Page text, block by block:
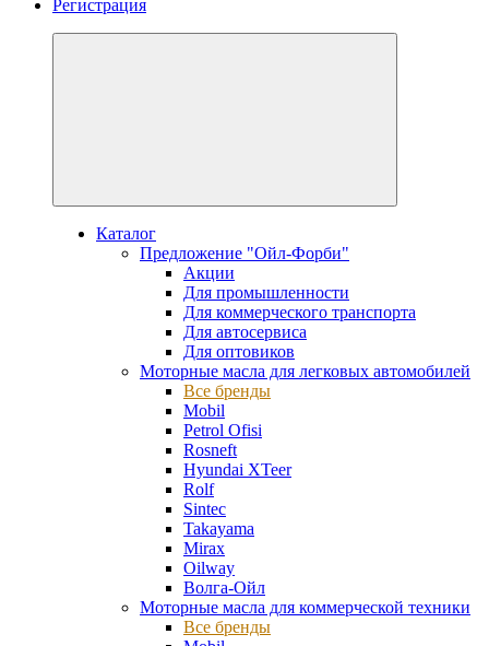
Регистрация
Каталог
Предложение "Ойл-Форби"
Акции
Для промышленности
Для коммерческого транспорта
Для автосервиса
Для оптовиков
Моторные масла для легковых автомобилей
Все бренды
Mobil
Petrol Ofisi
Rosneft
Hyundai XTeer
Rolf
Sintec
Takayama
Mirax
Oilway
Волга-Ойл
Моторные масла для коммерческой техники
Все бренды